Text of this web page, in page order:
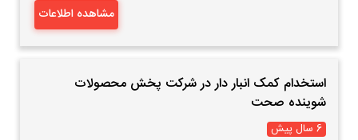
مشاهده اطلاعات
استخدام کمک انبار دار در شرکت پخش محصولات
شوینده صحت
6 سال پیش